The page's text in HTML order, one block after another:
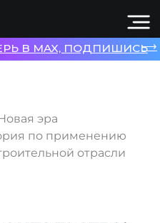
эра
по применению
отрасли